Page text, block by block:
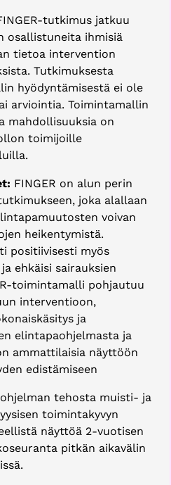
tutkimus jatkuu
osallistuneita ihmisiä
tietoa intervention
Tutkimuksesta
hyödyntämisestä ei ole
arviointia. Toimintamallin
mahdollisuuksia on
toimijoille
FINGER on alun perin
joka alallaan
voivan
heikentymistä.
positiivisesti myös
ehkäisi sairauksien
toimintamalli pohjautuu
interventioon,
ja
elintapaohjelmasta ja
ammattilaisia näyttöön
edistämiseen
tehosta muisti- ja
toimintakyvyn
näyttöä 2-vuotisen
pitkän aikavälin